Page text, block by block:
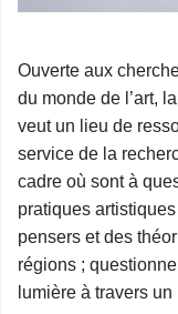
Ouverte aux
du monde de l’art,
veut un lieu de
service de la
cadre où sont à
pratiques
pensers et des
régions ;
lumière à travers